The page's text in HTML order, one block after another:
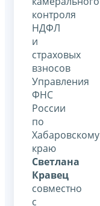
контроля
НДФЛ
и
страховых
взносов
Управления
ФНС
России
по
Хабаровскому
краю
Светлана
Кравец
совместно
с